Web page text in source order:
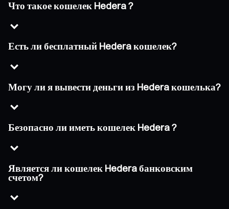
Что такое кошелек Hedera ?
Есть ли бесплатный Hedera кошелек?
Могу ли я вывести деньги из Hedera кошелька?
Безопасно ли иметь кошелек Hedera ?
Является ли кошелек Hedera банковским
счетом?